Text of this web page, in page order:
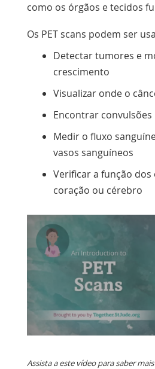
como os órgãos e tecidos
Os PET scans podem ser
Detectar tumores e
crescimento
Visualizar onde o
Encontrar convulsões
Medir o fluxo
vasos sanguíneos
Verificar a função
coração ou cérebro
Assista
a
este
vídeo
Assista a este vídeo para saber mais